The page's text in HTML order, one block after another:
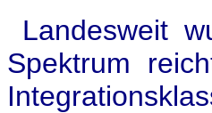
Landesweit
Spektrum